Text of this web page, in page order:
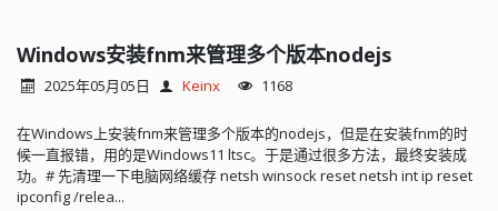
Windows安装fnm来管理多个版本nodejs
2025年05月05日 Keinx 1168
在Windows上安装fnm来管理多个版本的nodejs，但是在安装fnm的时
候一直报错，用的是Windows11 ltsc。于是通过很多方法，最终安装成
功。# 先清理一下电脑网络缓存 netsh winsock reset netsh int ip reset
ipconfig /relea...